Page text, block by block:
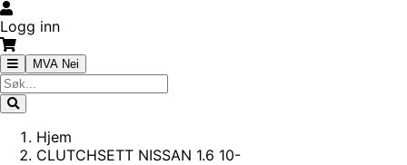
Logg inn
MVA Nei
Hjem
CLUTCHSETT NISSAN 1.6 10-